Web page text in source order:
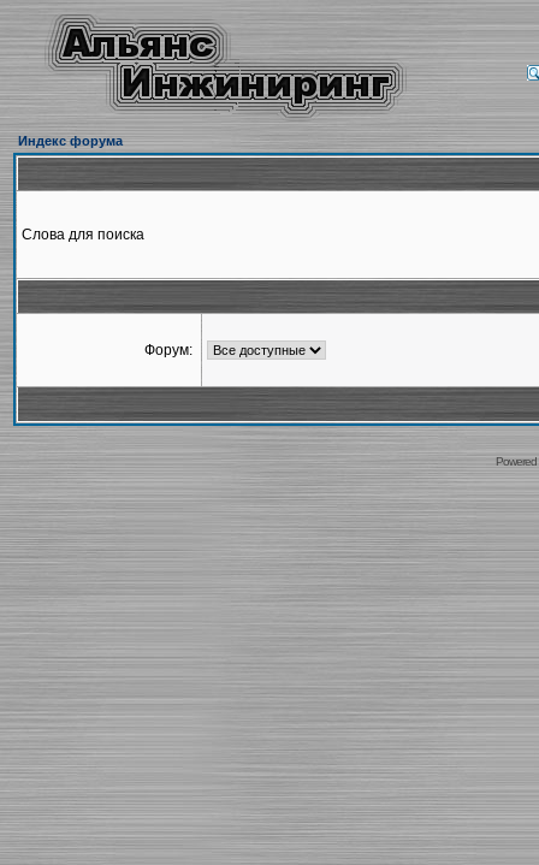
Индекс форума
Слова для поиска
Форум: